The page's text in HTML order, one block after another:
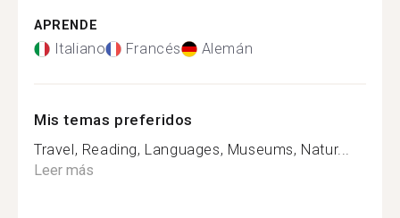
APRENDE
Italiano Francés Alemán
Mis temas preferidos
Travel, Reading, Languages, Museums, Natur...
Leer más